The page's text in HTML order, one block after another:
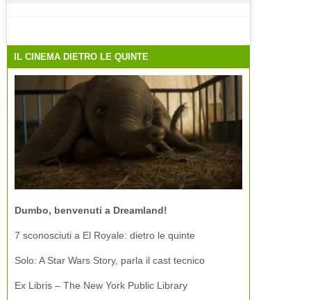
IL CINEMA DIETRO LE QUINTE
Dumbo, benvenuti a Dreamland!
7 sconosciuti a El Royale: dietro le quinte
Solo: A Star Wars Story, parla il cast tecnico
Ex Libris – The New York Public Library